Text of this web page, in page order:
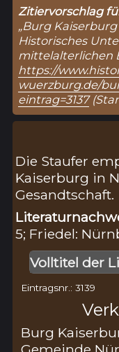
Zitiervorschlag
„Burg Kaiserburg
Historisches
mittelalterlichen
https://
wuerzburg.de/
eintrag=3137
Die Staufer
Kaiserburg in
Gesandtschaft.
5; Friedel:
Volltitel der
Eintragsnr.: 3139
Burg